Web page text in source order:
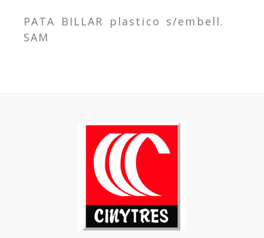
PATA BILLAR plastico s/embell.
SAM